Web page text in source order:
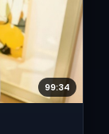
99:34